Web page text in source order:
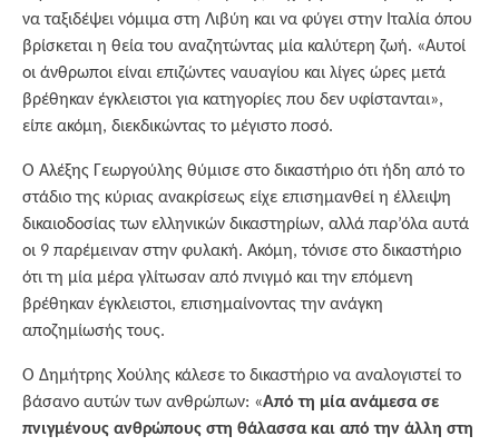
να ταξιδέψει νόμιμα στη Λιβύη και να φύγει στην Ιταλία όπου
βρίσκεται η θεία του αναζητώντας μία καλύτερη ζωή. «Αυτοί
οι άνθρωποι είναι επιζώντες ναυαγίου και λίγες ώρες μετά
βρέθηκαν έγκλειστοι για κατηγορίες που δεν υφίστανται»,
είπε ακόμη, διεκδικώντας το μέγιστο ποσό.
Ο Αλέξης Γεωργούλης θύμισε στο δικαστήριο ότι ήδη από το
στάδιο της κύριας ανακρίσεως είχε επισημανθεί η έλλειψη
δικαιοδοσίας των ελληνικών δικαστηρίων, αλλά παρ’όλα αυτά
οι 9 παρέμειναν στην φυλακή. Ακόμη, τόνισε στο δικαστήριο
ότι τη μία μέρα γλίτωσαν από πνιγμό και την επόμενη
βρέθηκαν έγκλειστοι, επισημαίνοντας την ανάγκη
αποζημίωσής τους.
Ο Δημήτρης Χούλης κάλεσε το δικαστήριο να αναλογιστεί το
βάσανο αυτών των ανθρώπων: «Από τη μία ανάμεσα σε
πνιγμένους ανθρώπους στη θάλασσα και από την άλλη στη